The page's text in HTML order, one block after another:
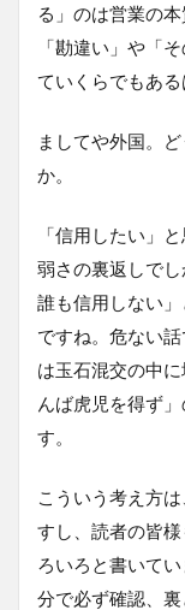
る」のは営業の
「勘違い」や「
ていくらでもある
ましてや外国。
か。
「信用したい」
弱さの裏返しで
誰も信用しない
ですね。危ない
は玉石混交の中
んば虎児を得ず
す。
こういう考え方
すし、読者の皆
ろいろと書いて
分で必ず確認、